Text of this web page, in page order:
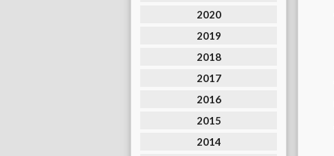
2020
2019
2018
2017
2016
2015
2014